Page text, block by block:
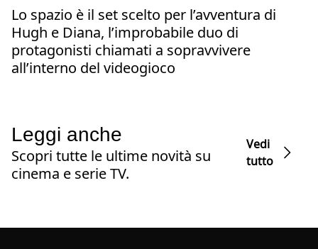
Lo spazio è il set scelto per l’avventura di
Hugh e Diana, l’improbabile duo di
protagonisti chiamati a sopravvivere
all’interno del videogioco
Leggi anche
Scopri tutte le ultime novità su
cinema e serie TV.
Vedi
tutto